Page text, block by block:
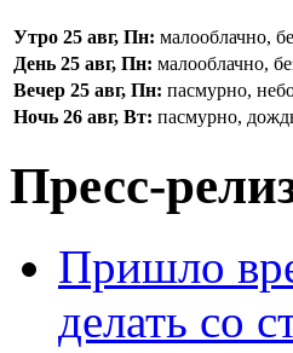
Утро 25 авг, Пн: малооблачно,
День 25 авг, Пн: малооблачно,
Вечер 25 авг, Пн: пасмурно,
Ночь 26 авг, Вт: пасмурно,
Пресс-
Пришло
делать со